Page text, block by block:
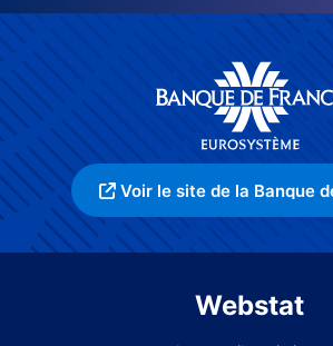
Voir le site de la Banque
Webstat